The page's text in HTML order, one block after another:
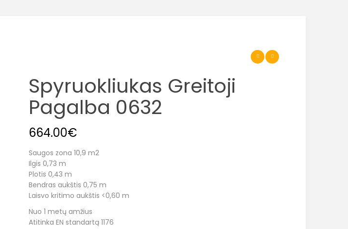
Spyruokliukas Greitoji
Pagalba 0632
664.00€
Saugos zona 10,9 m2
Ilgis 0,73 m
Plotis 0,43 m
Bendras aukštis 0,75 m
Laisvo kritimo aukštis <0,60 m
Nuo 1 metų amžius
Atitinka EN standartą 1176